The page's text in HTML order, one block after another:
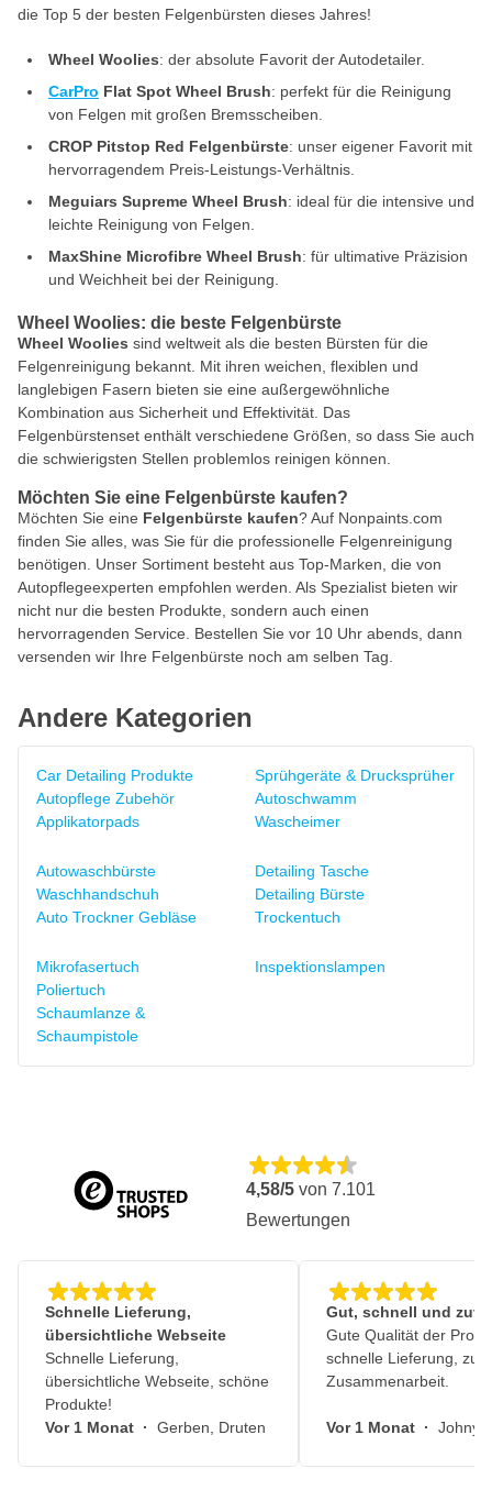
die Top 5 der besten Felgenbürsten dieses Jahres!
Wheel Woolies: der absolute Favorit der Autodetailer.
CarPro Flat Spot Wheel Brush: perfekt für die Reinigung
von Felgen mit großen Bremsscheiben.
CROP Pitstop Red Felgenbürste: unser eigener Favorit mit
hervorragendem Preis-Leistungs-Verhältnis.
Meguiars Supreme Wheel Brush: ideal für die intensive und
leichte Reinigung von Felgen.
MaxShine Microfibre Wheel Brush: für ultimative Präzision
und Weichheit bei der Reinigung.
Wheel Woolies: die beste Felgenbürste
Wheel Woolies sind weltweit als die besten Bürsten für die
Felgenreinigung bekannt. Mit ihren weichen, flexiblen und
langlebigen Fasern bieten sie eine außergewöhnliche
Kombination aus Sicherheit und Effektivität. Das
Felgenbürstenset enthält verschiedene Größen, so dass Sie auch
die schwierigsten Stellen problemlos reinigen können.
Möchten Sie eine Felgenbürste kaufen?
Möchten Sie eine Felgenbürste kaufen? Auf Nonpaints.com
finden Sie alles, was Sie für die professionelle Felgenreinigung
benötigen. Unser Sortiment besteht aus Top-Marken, die von
Autopflegeexperten empfohlen werden. Als Spezialist bieten wir
nicht nur die besten Produkte, sondern auch einen
hervorragenden Service. Bestellen Sie vor 10 Uhr abends, dann
versenden wir Ihre Felgenbürste noch am selben Tag.
Andere Kategorien
Car Detailing Produkte
Autopflege Zubehör
Applikatorpads
Sprühgeräte & Drucksprüher
Autoschwamm
Wascheimer
Autowaschbürste
Waschhandschuh
Auto Trockner Gebläse
Detailing Tasche
Detailing Bürste
Trockentuch
Mikrofasertuch
Poliertuch
Schaumlanze &
Schaumpistole
Inspektionslampen
4,58/5 von 7.101
Bewertungen
Schnelle Lieferung,
übersichtliche Webseite
Schnelle Lieferung,
übersichtliche Webseite, schöne
Produkte!
Vor 1 Monat · Gerben, Druten
Gut, schnell und
Gute Qualität der
schnelle Lieferung,
Zusammenarbeit.
Vor 1 Monat · Johny,